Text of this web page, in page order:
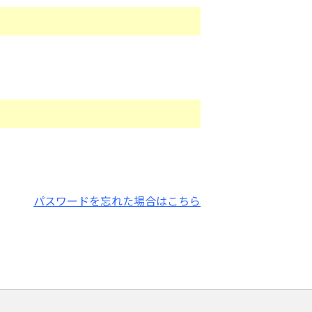
パスワードを忘れた場合はこちら